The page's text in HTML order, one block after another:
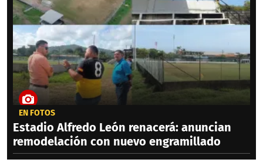
EN FOTOS
Estadio Alfredo León renacerá: anuncian
remodelación con nuevo engramillado